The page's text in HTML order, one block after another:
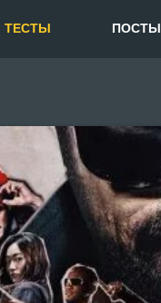
ТЕСТЫ ПОСТЫ